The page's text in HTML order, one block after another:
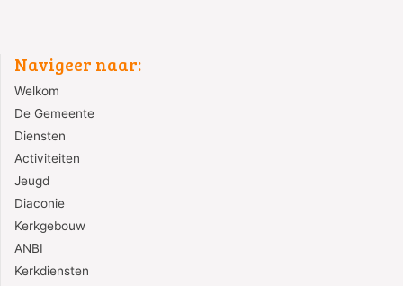
Navigeer naar:
Welkom
De Gemeente
Diensten
Activiteiten
Jeugd
Diaconie
Kerkgebouw
ANBI
Kerkdiensten